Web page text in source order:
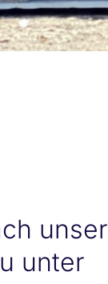
unser
unter